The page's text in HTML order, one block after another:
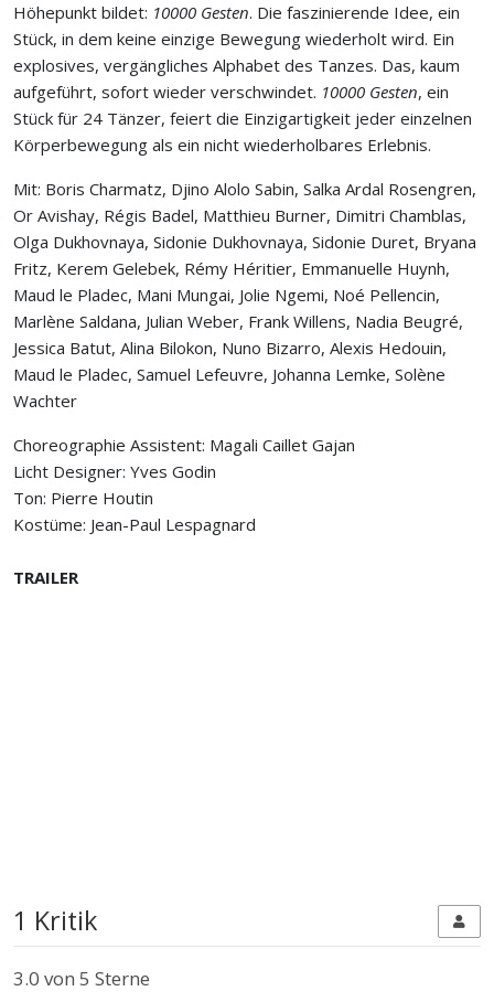
Höhepunkt bildet: 10000 Gesten. Die faszinierende Idee, ein
Stück, in dem keine einzige Bewegung wiederholt wird. Ein
explosives, vergängliches Alphabet des Tanzes. Das, kaum
aufgeführt, sofort wieder verschwindet. 10000 Gesten, ein
Stück für 24 Tänzer, feiert die Einzigartigkeit jeder einzelnen
Körperbewegung als ein nicht wiederholbares Erlebnis.
Mit: Boris Charmatz, Djino Alolo Sabin, Salka Ardal Rosengren,
Or Avishay, Régis Badel, Matthieu Burner, Dimitri Chamblas,
Olga Dukhovnaya, Sidonie Dukhovnaya, Sidonie Duret, Bryana
Fritz, Kerem Gelebek, Rémy Héritier, Emmanuelle Huynh,
Maud le Pladec, Mani Mungai, Jolie Ngemi, Noé Pellencin,
Marlène Saldana, Julian Weber, Frank Willens, Nadia Beugré,
Jessica Batut, Alina Bilokon, Nuno Bizarro, Alexis Hedouin,
Maud le Pladec, Samuel Lefeuvre, Johanna Lemke, Solène
Wachter
Choreographie Assistent: Magali Caillet Gajan
Licht Designer: Yves Godin
Ton: Pierre Houtin
Kostüme: Jean-Paul Lespagnard
TRAILER
1 Kritik
3.0 von 5 Sterne